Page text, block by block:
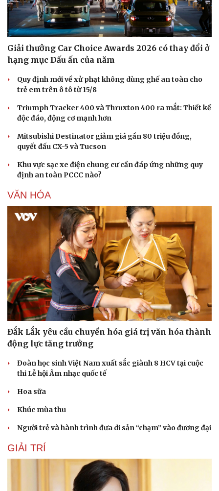
Văn hóa
Sân khấu - Điện ảnh
Âm nhạc
Di sản
Giải trí
Sao Việt
Giải thưởng Car Choice Awards 2026 có thay đổi ở
hạng mục Dấu ấn của năm
Quy định mới về xử phạt không dùng ghế an toàn cho
trẻ em trên ô tô từ 15/8
Triumph Tracker 400 và Thruxton 400 ra mắt: Thiết kế
độc đáo, động cơ mạnh hơn
Mitsubishi Destinator giảm giá gần 80 triệu đồng,
quyết đấu CX-5 và Tucson
Khu vực sạc xe điện chung cư cần đáp ứng những quy
định an toàn PCCC nào?
VĂN HÓA
Đắk Lắk yêu cầu chuyển hóa giá trị văn hóa thành
động lực tăng trưởng
Đoàn học sinh Việt Nam xuất sắc giành 8 HCV tại cuộc
thi Lễ hội Âm nhạc quốc tế
Hoa sữa
Khúc mùa thu
Người trẻ và hành trình đưa di sản “chạm” vào đương đại
GIẢI TRÍ